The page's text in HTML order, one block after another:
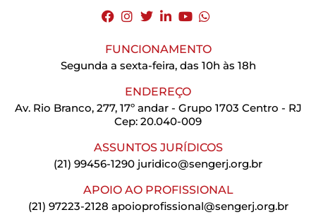
FUNCIONAMENTO
Segunda a sexta-feira, das 10h às 18h
ENDEREÇO
Av. Rio Branco, 277, 17º andar - Grupo 1703 Centro - RJ
Cep: 20.040-009
ASSUNTOS JURÍDICOS
(21) 99456-1290 juridico@sengerj.org.br
APOIO AO PROFISSIONAL
(21) 97223-2128 apoioprofissional@sengerj.org.br